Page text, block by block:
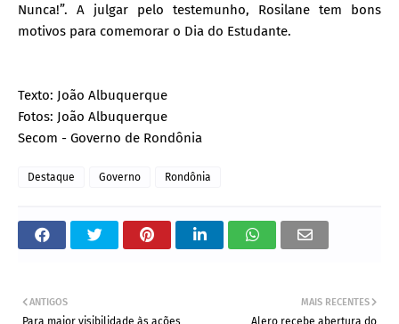
Nunca!”. A julgar pelo testemunho, Rosilane tem bons
motivos para comemorar o Dia do Estudante.
Texto: João Albuquerque
Fotos: João Albuquerque
Secom - Governo de Rondônia
Destaque Governo Rondônia
MAIS RECENTES
Alero recebe abertura do
ANTIGOS
Para maior visibilidade às ações